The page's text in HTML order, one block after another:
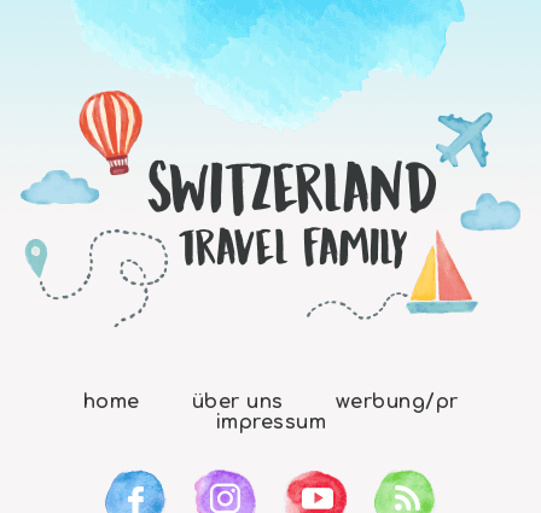
home über uns
werbung/pr
impressum